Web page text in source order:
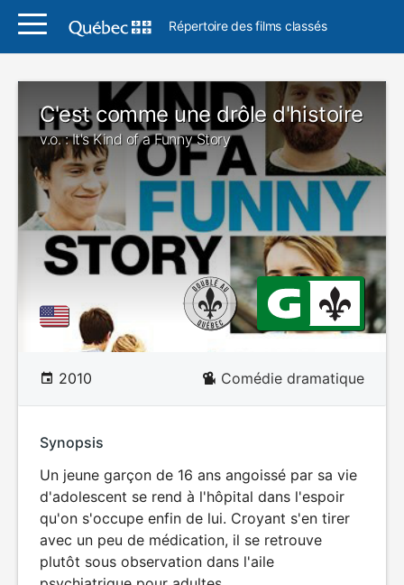
Répertoire des films classés
C'est comme une drôle d'histoire
v.o. : It's Kind of a Funny Story
2010 Comédie dramatique
Synopsis
Un jeune garçon de 16 ans angoissé par sa vie
d'adolescent se rend à l'hôpital dans l'espoir
qu'on s'occupe enfin de lui. Croyant s'en tirer
avec un peu de médication, il se retrouve
plutôt sous observation dans l'aile